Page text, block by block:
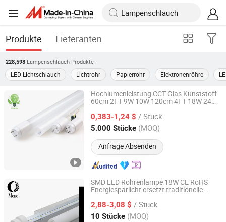
Produkte Lieferanten
228,598 Lampenschlauch Produkte
LED-Lichtschlauch Lichtrohr Papierrohr Elektronenröhre
Hochlumenleistung CCT Glas Kunststoff
60cm 2FT 9W 10W 120cm 4FT 18W 24W
Licht 18W Lineare Innenleuchte
Leuchtstofflampen LED Röhre
0,383-1,24 $ / Stück
5.000 Stücke (MOQ)
Anfrage Absenden
NINGBO SELLWELL LIGHTING APPLIANCE CO., LTD.
Zhejiang, China Seit 2021
SMD LED Röhrenlampe 18W CE RoHS
Energiesparlicht ersetzt traditionelle
2,88-3,08 $ / Stück
10 Stücke (MOQ)
Mene Technologies Co., Ltd.
Guangdong, China Seit 2026